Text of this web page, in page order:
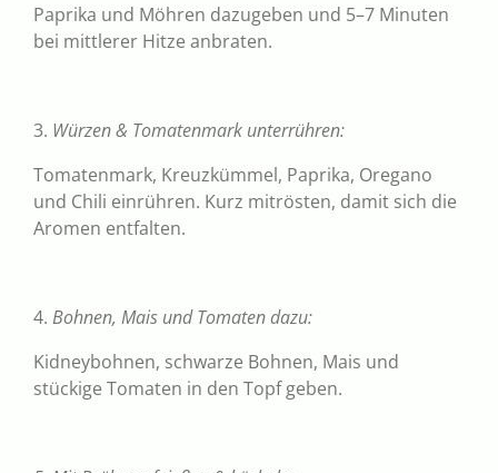
Paprika und Möhren dazugeben und 5–7 Minuten
bei mittlerer Hitze anbraten.
3. Würzen & Tomatenmark unterrühren:
Tomatenmark, Kreuzkümmel, Paprika, Oregano
und Chili einrühren. Kurz mitrösten, damit sich die
Aromen entfalten.
4. Bohnen, Mais und Tomaten dazu:
Kidneybohnen, schwarze Bohnen, Mais und
stückige Tomaten in den Topf geben.